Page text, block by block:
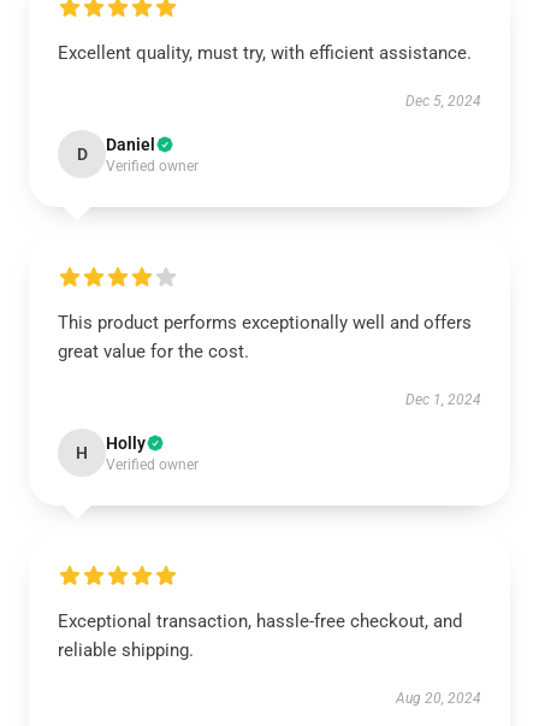
Excellent quality, must try, with efficient assistance.
Dec 5, 2024
D Daniel
Verified owner
This product performs exceptionally well and offers
great value for the cost.
Dec 1, 2024
H Holly
Verified owner
Exceptional transaction, hassle-free checkout, and
reliable shipping.
Aug 20, 2024